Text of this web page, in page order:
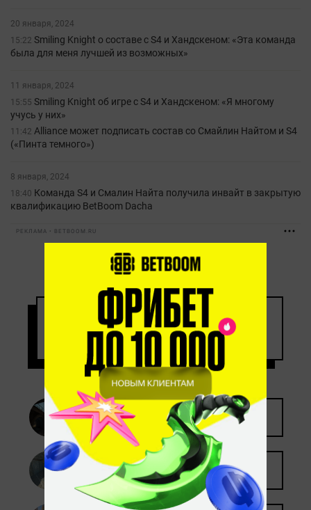
20 января, 2024
15:22 Smiling Knight о составе с S4 и Хандскеном: «Эта команда
была для меня лучшей из возможных»
11 января, 2024
15:55 Smiling Knight об игре с S4 и Хандскеном: «Я многому
учусь у них»
11:42 Alliance может подписать состав со Смайлин Найтом и S4
(«Пинта темного»)
8 января, 2024
18:40 Команда S4 и Смалин Найта получила инвайт в закрытую
квалификацию BetBoom Dacha
РЕКЛАМА • BETBOOM.RU